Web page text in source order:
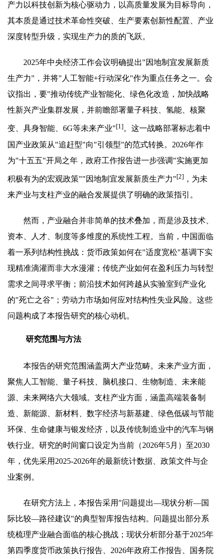
产力以科技创新为核心驱动力，以高质量发展为目标导向，
其本质是通过技术革命性突破、生产要素创新性配置、产业
深度转型升级，实现生产力的质的飞跃。
2025年中央经济工作会议明确提出"因地制宜发展新质
生产力"，并将"人工智能+行动深化"作为重点任务之一。会
议指出，要"推动传统产业智能化、绿色化改造，加快战略
性新兴产业集群发展，并前瞻部署量子科技、氢能、核聚
变、具身智能、6G等未来产业"[1]。这一战略部署标志着中
国产业政策从"追赶型"向"引领型"的范式转换。2026年作
为"十五五"开局之年，政府工作报告进一步强调"实施更加
积极有为的宏观政策""因地制宜发展新质生产力"[2] ，为未
来产业与支柱产业的融合发展提供了明确的政策指引。
然而，产业融合并非简单的技术叠加，而是涉及技术、
资本、人才、制度等多维度的系统性工程。当前，中国面临
着一系列结构性挑战：货币政策如何在"适度宽松"基调下实
现精准滴灌而非大水漫灌；传统产业如何在盈利压力与转型
需求之间寻求平衡；前沿技术如何跨越从实验室到产业化
的"死亡之谷"；劳动力市场如何应对结构性失业风险。这些
问题构成了本报告研究的核心动机。
研究范围与方法
本报告的研究范围涵盖两大产业范畴。未来产业方面，
聚焦人工智能、量子科技、脑机接口、生物制造、未来能
源、未来网络六大领域。支柱产业方面，涵盖高端装备制
造、新能源、新材料、数字经济与新基建、绿色低碳与节能
环保、生命健康与银发经济，以及传统制造业中的汽车与钢
铁行业。研究的时间窗口设定为当前（2026年5月）至2030
年，优先采用2025-2026年的最新统计数据、政策文件与企
业案例。
在研究方法上，本报告采用"问题提出—现状分析—国
际比较—路径建议"的典型智库报告结构。问题提出部分系
统梳理产业融合面临的核心挑战；现状分析部分基于2025年
第四季度货币政策执行报告、2026年政府工作报告、国务院